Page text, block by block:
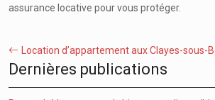
assurance locative pour vous protéger.
Location d’appartement aux Clayes-sous-
Dernières publications